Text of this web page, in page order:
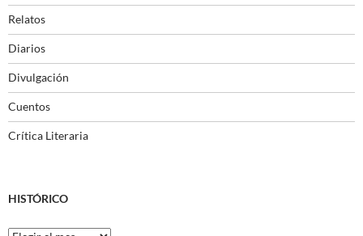
Relatos
Diarios
Divulgación
Cuentos
Crítica Literaria
HISTÓRICO